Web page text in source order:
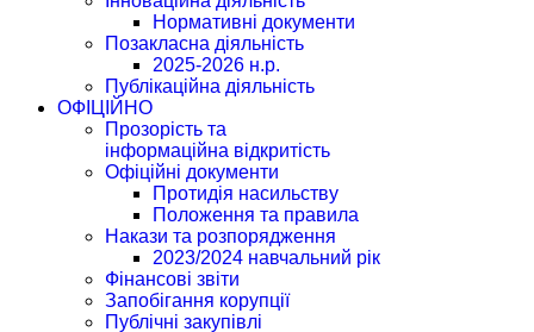
Нормативні документи
Позакласна діяльність
2025-2026 н.р.
Публікаційна діяльність
ОФІЦІЙНО
Прозорість та
інформаційна відкритість
Офіційні документи
Протидія насильству
Положення та правила
Накази та розпорядження
2023/2024 навчальний рік
Фінансові звіти
Запобігання корупції
Публічні закупівлі